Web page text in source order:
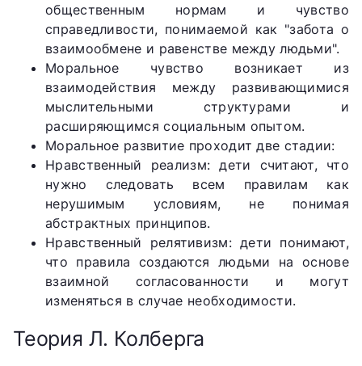
общественным нормам и чувство
справедливости, понимаемой как "забота о
взаимообмене и равенстве между людьми".
Моральное чувство возникает из
взаимодействия между развивающимися
мыслительными структурами и
расширяющимся социальным опытом.
Моральное развитие проходит две стадии:
Нравственный реализм: дети считают, что
нужно следовать всем правилам как
нерушимым условиям, не понимая
абстрактных принципов.
Нравственный релятивизм: дети понимают,
что правила создаются людьми на основе
взаимной согласованности и могут
изменяться в случае необходимости.
Теория Л. Колберга